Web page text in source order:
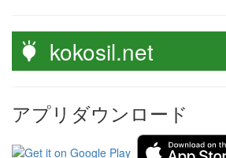
kokosil.net
アプリダウンロード